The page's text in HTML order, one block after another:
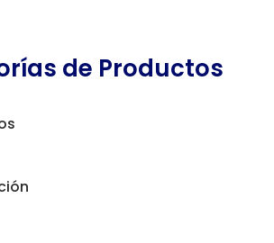
de Productos